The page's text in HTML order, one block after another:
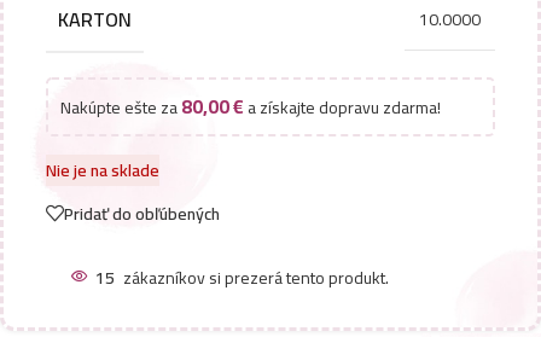
KARTON 10.0000
Nakúpte ešte za80,00€a získajte dopravu zdarma!
Nie je na sklade
Pridať do obľúbených
15 zákazníkov si prezerá tento produkt.